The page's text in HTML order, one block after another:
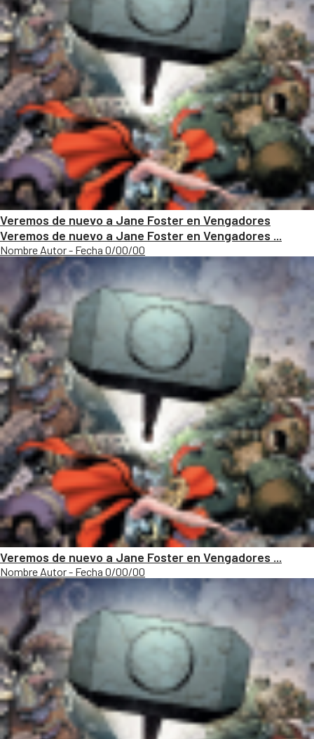
Veremos de nuevo a Jane Foster en Vengadores
Veremos de nuevo a Jane Foster en Vengadores ...
Nombre Autor - Fecha 0/00/00
Veremos de nuevo a Jane Foster en Vengadores ...
Nombre Autor - Fecha 0/00/00